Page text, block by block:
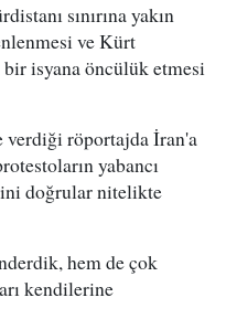
sınırına yakın
ve Kürt
bir isyana öncülük etmesi
verdiği röportajda İran'a
yabancı
doğrular nitelikte
hem de çok
kendilerine